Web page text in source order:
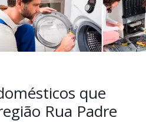
que
Rua Padre